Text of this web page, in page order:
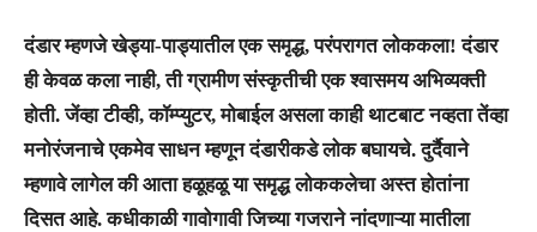
दंडार म्हणजे खेड्या-पाड्यातील एक समृद्ध, परंपरागत लोककला! दंडार
ही केवळ कला नाही, ती ग्रामीण संस्कृतीची एक श्वासमय अभिव्यक्ती
होती. जेंव्हा टीव्ही, कॉम्प्युटर, मोबाईल असला काही थाटबाट नव्हता तेंव्हा
मनोरंजनाचे एकमेव साधन म्हणून दंडारीकडे लोक बघायचे. दुर्दैवाने
म्हणावे लागेल की आता हळूहळू या समृद्ध लोककलेचा अस्त होतांना
दिसत आहे. कधीकाळी गावोगावी जिच्या गजराने नांदणाऱ्या मातीला